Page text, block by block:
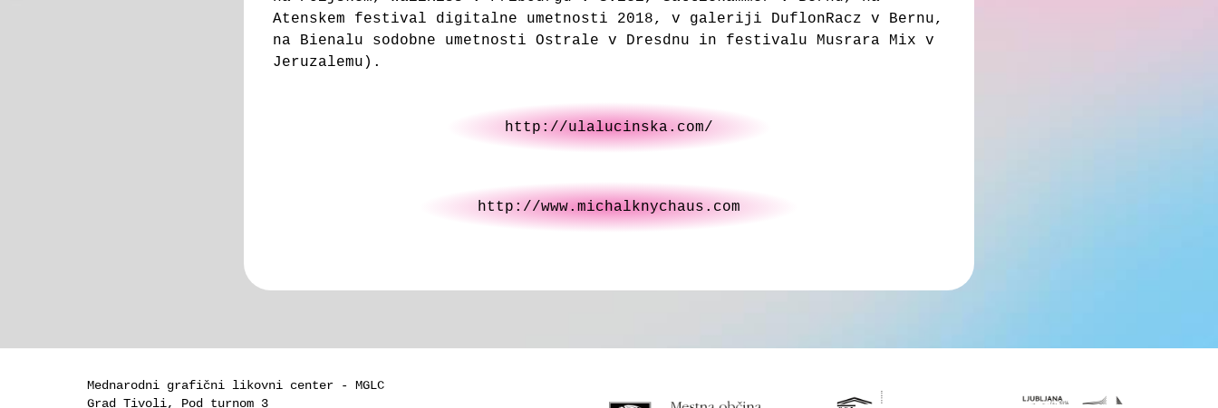
Atenskem festival digitalne umetnosti 2018, v galeriji DuflonRacz v Bernu,
na Bienalu sodobne umetnosti Ostrale v Dresdnu in festivalu Musrara Mix v
Jeruzalemu).
http://ulalucinska.com/
http://www.michalknychaus.com
Mednarodni grafični likovni center - MGLC
Grad Tivoli, Pod turnom 3